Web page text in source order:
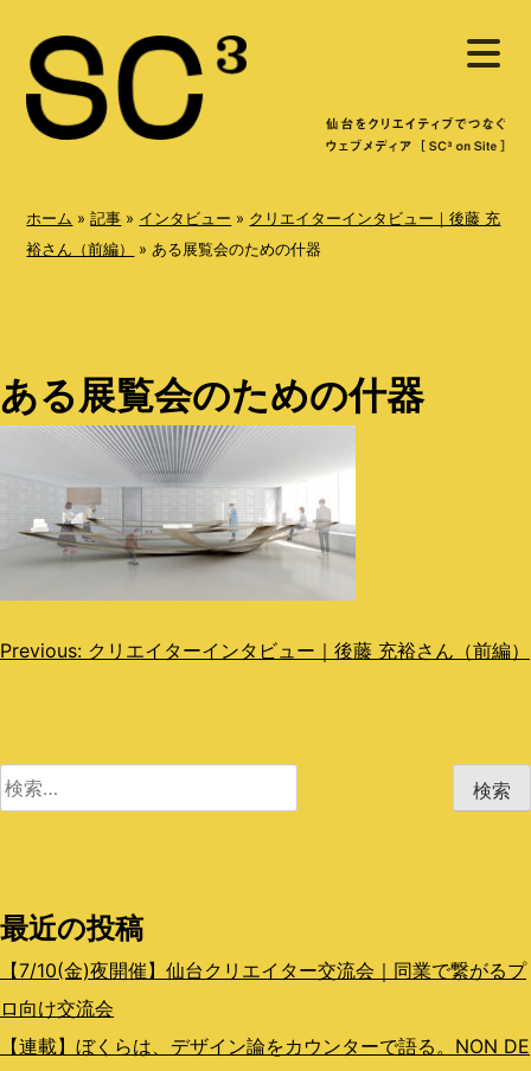
e
メ
ニ
を
開
く
ホーム »記事 » インタビュー » クリエイターインタビュー｜後藤 充
裕さん（前編）
» ある展覧会のための什器
ある展覧会のための什器
投
ビ
シ
ョ
ン
Previous: クリエイターインタビュー｜後藤 充裕さん（前編）
検
最近の投稿
【7/10(金)夜開催】仙台クリエイター交流会｜同業で繋がるプ
ロ向け交流会
【連載】ぼくらは、デザイン論をカウンターで語る。NON DE